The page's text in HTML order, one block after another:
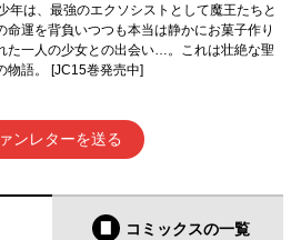
年は、最強のエクソシストとして魔王たちと
運を背負いつつも本当は静かにお菓子作り
た一人の少女との出会い…。これは壮絶な聖
物語。 [JC15巻発売中]
ンレターを送る
コミックスの一覧